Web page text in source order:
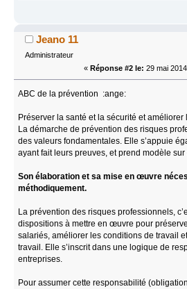
Jeano 11
Administrateur
« Réponse #2 le: 29 mai
ABC de la prévention :ange:
Préserver la santé et la sécurité et
La démarche de prévention des risques
des valeurs fondamentales. Elle s’appuie
ayant fait leurs preuves, et prend modèle
Son élaboration et sa mise en œuvre
méthodiquement.
La prévention des risques professionnels,
dispositions à mettre en œuvre pour
salariés, améliorer les conditions de travail
travail. Elle s’inscrit dans une logique de
entreprises.
Pour assumer cette responsabilité